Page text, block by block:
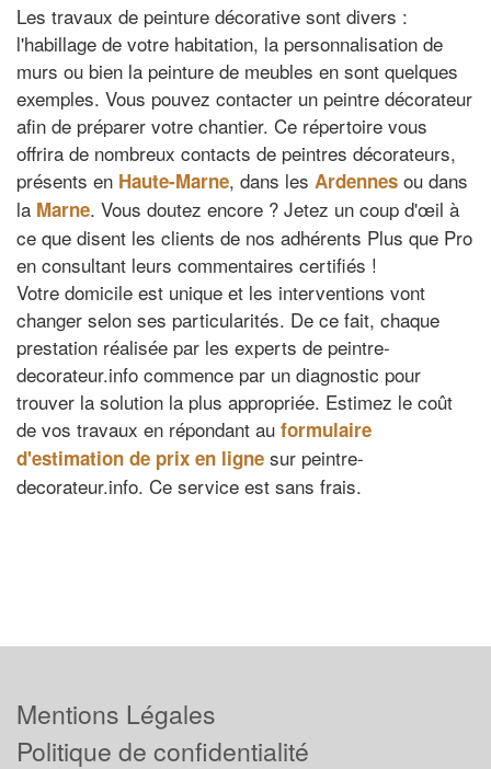
Les travaux de peinture décorative sont divers :
l'habillage de votre habitation, la personnalisation de
murs ou bien la peinture de meubles en sont quelques
exemples. Vous pouvez contacter un peintre décorateur
afin de préparer votre chantier. Ce répertoire vous
offrira de nombreux contacts de peintres décorateurs,
présents en Haute-Marne, dans les Ardennes ou dans
la Marne. Vous doutez encore ? Jetez un coup d'œil à
ce que disent les clients de nos adhérents Plus que Pro
en consultant leurs commentaires certifiés !
Votre domicile est unique et les interventions vont
changer selon ses particularités. De ce fait, chaque
prestation réalisée par les experts de peintre-
decorateur.info commence par un diagnostic pour
trouver la solution la plus appropriée. Estimez le coût
de vos travaux en répondant au formulaire
d'estimation de prix en ligne sur peintre-
decorateur.info. Ce service est sans frais.
Mentions Légales
Politique de confidentialité